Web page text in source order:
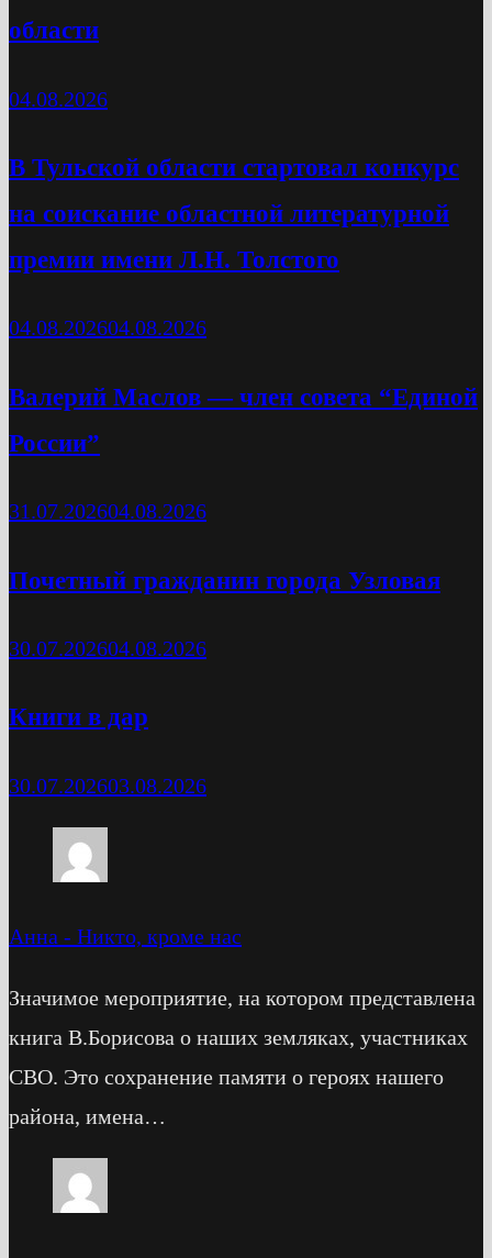
области
04.08.2026
В Тульской области стартовал конкурс
на соискание областной литературной
премии имени Л.Н. Толстого
04.08.202604.08.2026
Валерий Маслов — член совета “Единой
России”
31.07.202604.08.2026
Почетный гражданин города Узловая
30.07.202604.08.2026
Книги в дар
30.07.202603.08.2026
Анна - Никто, кроме нас
Значимое мероприятие, на котором представлена
книга В.Борисова о наших земляках, участниках
СВО. Это сохранение памяти о героях нашего
района, имена…